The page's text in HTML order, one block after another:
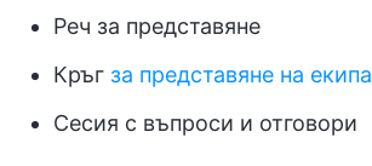
Реч за представяне
Кръг за представяне на екипа
Сесия с въпроси и отговори